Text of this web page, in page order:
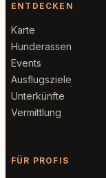
ENTDECKEN
Karte
Hunderassen
Events
Ausflugsziele
Unterkünfte
Vermittlung
FÜR PROFIS